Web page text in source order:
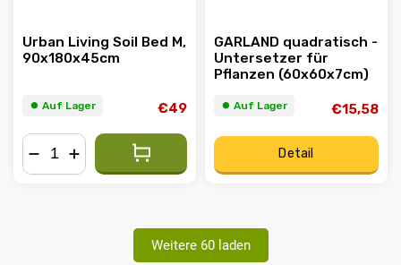
Urban Living Soil Bed M,
90x180x45cm
⏺︎ Auf Lager €49
GARLAND quadratisch -
Untersetzer für
Pflanzen (60x60x7cm)
⏺︎ Auf Lager €15,58
Detail
Weitere 60 laden